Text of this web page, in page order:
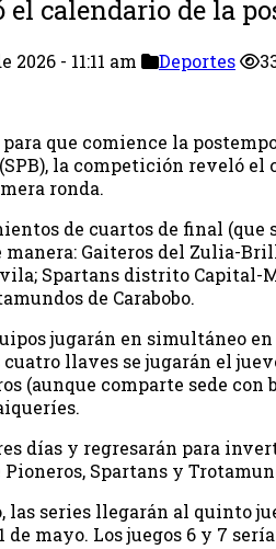
el calendario de la
2026 - 11:11 am Deportes
que comience la
la competición reveló
ronda.
de cuartos de final (que
Gaiteros del Zulia-
Spartans distrito Capital-
de Carabobo.
jugarán en simultáneo
llaves se jugarán el
(aunque comparte sede
días y regresarán para
Pioneros, Spartans y
las series llegarán al quinto
de mayo. Los juegos 6 y 7